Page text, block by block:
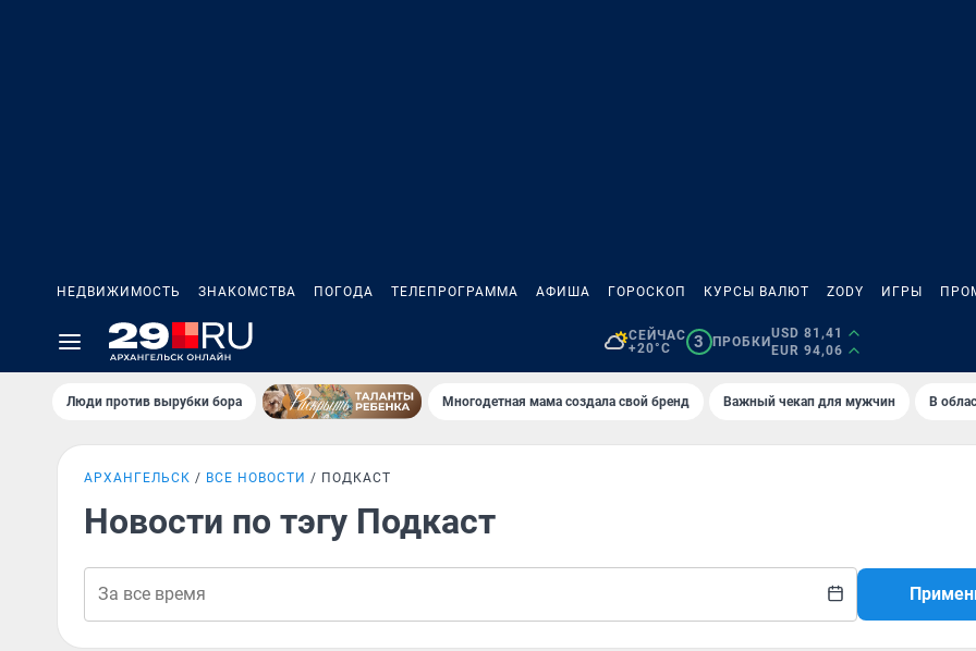
НЕДВИЖИМОСТЬ ЗНАКОМСТВА ПОГОДА ТЕЛЕПРОГРАММА АФИША ГОРОСКОП КУРСЫ ВАЛЮТ ZODY ИГРЫ
СЕЙЧАС
+20°C
3 ПРОБКИ
USD 81,41
EUR 94,06
Люди против вырубки бора Многодетная мама создала свой бренд Важный чекап для мужчин В
АРХАНГЕЛЬСК ВСЕ НОВОСТИ ПОДКАСТ
Новости по тэгу Подкаст